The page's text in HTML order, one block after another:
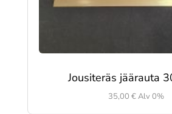
Jousiteräs jäärauta
35,00 €Alv 0%